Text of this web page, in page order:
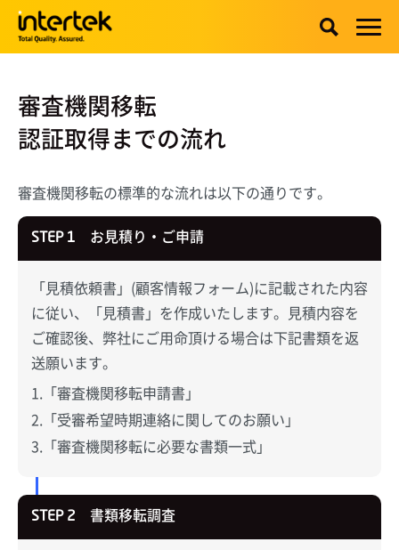
審査機関移転
認証取得までの流れ
審査機関移転の標準的な流れは以下の通りです。
STEP 1 お見積り・ご申請
「見積依頼書」(顧客情報フォーム)に記載された内容
に従い、「見積書」を作成いたします。見積内容を
ご確認後、弊社にご用命頂ける場合は下記書類を返
送願います。
「審査機関移転申請書」
「受審希望時期連絡に関してのお願い」
「審査機関移転に必要な書類一式」
STEP 2 書類移転調査